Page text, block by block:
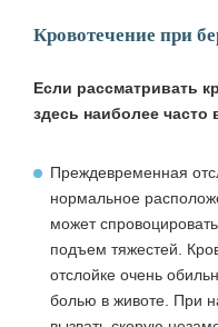
Кровотечение при
Если рассматривать
здесь наиболее
Преждевременная
нормальное
может
подъем тяжестей.
отслойке очень
болью в животе. При